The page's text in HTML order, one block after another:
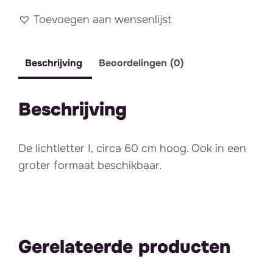
klein
cm)
Toevoegen aan wensenlijst
Beschrijving Beoordelingen (0)
Beschrijving
De lichtletter I, circa 60 cm hoog. Ook in een
groter formaat beschikbaar.
Gerelateerde producten